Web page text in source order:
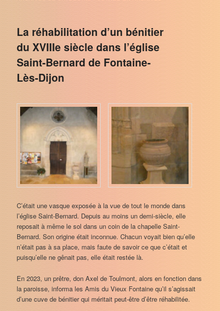
La réhabilitation d’un bénitier
du XVIIIe siècle dans l’église
Saint-Bernard de Fontaine-
Lès-Dijon
C’était une vasque exposée à la vue de tout le monde dans
l’église Saint-Bernard. Depuis au moins un demi-siècle, elle
reposait à même le sol dans un coin de la chapelle Saint-
Bernard. Son origine était inconnue. Chacun voyait bien qu’elle
n’était pas à sa place, mais faute de savoir ce que c’était et
puisqu’elle ne gênait pas, elle était restée là.
En 2023, un prêtre, don Axel de Toulmont, alors en fonction dans
la paroisse, informa les Amis du Vieux Fontaine qu’il s’agissait
d’une cuve de bénitier qui méritait peut-être d’être réhabilitée.